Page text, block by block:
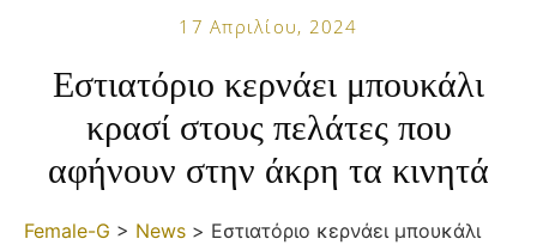
17 Απριλίου, 2024
Εστιατόριο κερνάει μπουκάλι
κρασί στους πελάτες που
αφήνουν στην άκρη τα κινητά
Female-G > News > Εστιατόριο κερνάει μπουκάλι